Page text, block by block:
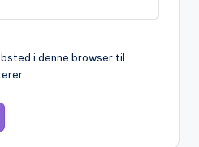
i denne browser til